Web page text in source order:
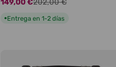
Precio
de
149,00 €
Precio
habitual
202,00 €
●Entrega en 1-2 días